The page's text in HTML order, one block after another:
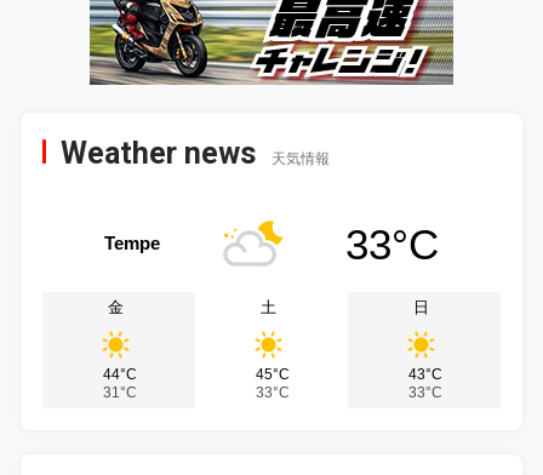
Weather news 天気情報
Tempe 33°C
金
44°C
31°C
土
45°C
33°C
日
43°C
33°C